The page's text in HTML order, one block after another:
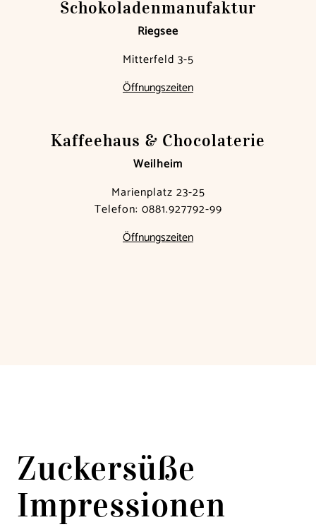
Schokoladen­manufaktur
Riegsee
Mitterfeld 3-5
Öffnungszeiten
Kaffeehaus & Chocolaterie
Weilheim
Marienplatz 23-25
Telefon: 0881.927792-99
Öffnungszeiten
Zuckersüße
Impressionen